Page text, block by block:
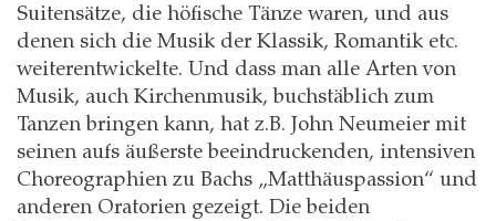
Suitensätze, die höfische Tänze waren, und aus
denen sich die Musik der Klassik, Romantik etc.
weiterentwickelte. Und dass man alle Arten von
Musik, auch Kirchenmusik, buchstäblich zum
Tanzen bringen kann, hat z.B. John Neumeier mit
seinen aufs äußerste beeindruckenden, intensiven
Choreographien zu Bachs „Matthäuspassion“ und
anderen Oratorien gezeigt. Die beiden